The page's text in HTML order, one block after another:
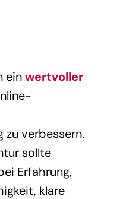
einwertvoller
zu verbessern.
sollte
Erfahrung,
klare